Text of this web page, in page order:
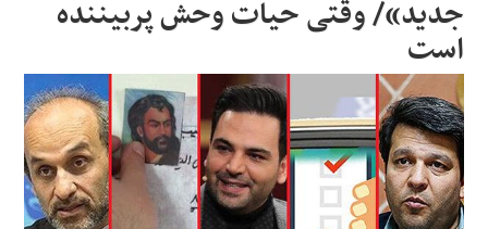
اقتصاد
ورزشی
جهان
اجتماعی
جدید»/ وقتی حیات وحش پربیننده
است